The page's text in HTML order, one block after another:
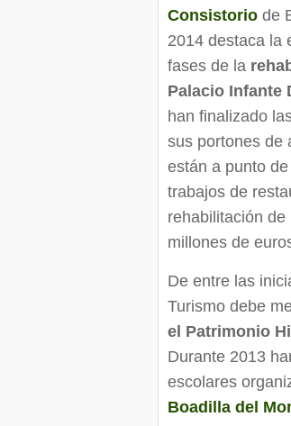
Consistorio de
2014 destaca la
fases de la
Palacio Infante
han finalizado
sus portones de
están a punto
trabajos de
rehabilitación
millones de
De entre las
Turismo debe
el Patrimonio
Durante 2013
escolares
Boadilla del